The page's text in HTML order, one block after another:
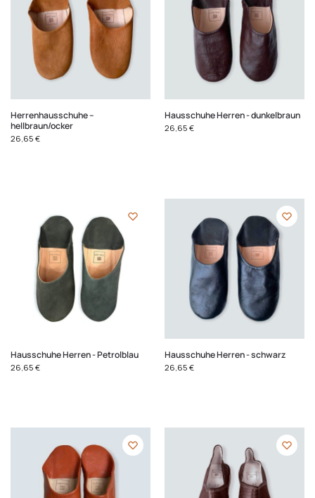
Herrenhausschuhe –
hellbraun/ocker
26,65 €
Hausschuhe Herren - dunkelbraun
26,65 €
Hausschuhe Herren - Petrolblau
26,65 €
Hausschuhe Herren - schwarz
26,65 €